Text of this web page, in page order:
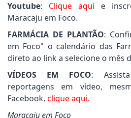
Youtube: Clique aqui e
Maracaju em Foco.
FARMÁCIA DE PLANTÃO:
em Foco" o calendário das
direto ao link a selecione o mês
VÍDEOS EM FOCO:
reportagens em vídeo,
Facebook, clique aqui.
Maracaju em Foco